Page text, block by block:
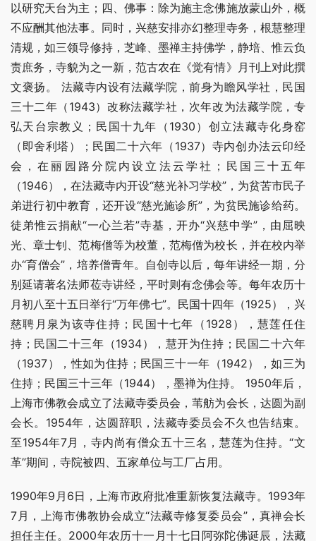
以研究天台为主；四、佛事：除为施主念佛施放蒙山外，概
不应酬其他法事。同时，兴慈安排亦幻整理寺务，根慧整理
清规，如三领导修持，芝峰、墨禅主持佛学，静培、惟云负
责庶务，寺貌为之一新，范古农在《觉有情》月刊上对此撰
文褒扬。 法藏寺内设有法藏学院，前身为瞻风学社，民国
三十二年（1943）改称法藏学社，次年改为法藏学院，专
弘天台宗教义；民国十九年（1930）创立法藏寺化身窑
（即舍利塔）；民国二十六年（1937）寺内创办法云印经
会，在丽园路分院内设立法云学社；民国三十五年
（1946），在法藏寺内开设“慈光补习学校”，为贫苦市民子
弟进行初中教育，还开设“慈光施诊所”，为贫民施诊给药。
徒弟惟云捐献“一心兰若”寺基，开办“兴慈中学”，由屈映
光、章士钊、范梅僧等为校董，范梅僧为校长，并在校内举
办“育僧会”，培养僧青年。自创寺以后，每年讲经一期，分
别延请著名法师莅寺讲经，平时则有念佛会等。每年农历十
月初八至十五日举行“万年佛七”。民国十四年（1925），兴
慈聘月泉为该寺住持；民国十七年（1928），慧莲任住
持；民国二十三年（1934），慧开为住持；民国二十六年
（1937），性如为住持；民国三十一年（1942），如三为
住持；民国三十三年（1944），墨禅为住持。 1950年后，
上海市佛教会成立了法藏寺委员会，苇舫为会长，达圆为副
会长。1954年，达圆辞职，法藏寺委员会不久也告结束。
至1954年7月，寺内尚有僧众五十三名，慧莲为住持。“文
革”期间，寺院被四、五家单位与工厂占用。
1990年9月6日，上海市政府批准重新恢复法藏寺。1993年
7月，上海市佛教协会成立“法藏寺修复委员会”，真禅会长
担任主任。2000年农历十一月十七日阿弥陀佛诞辰，法藏